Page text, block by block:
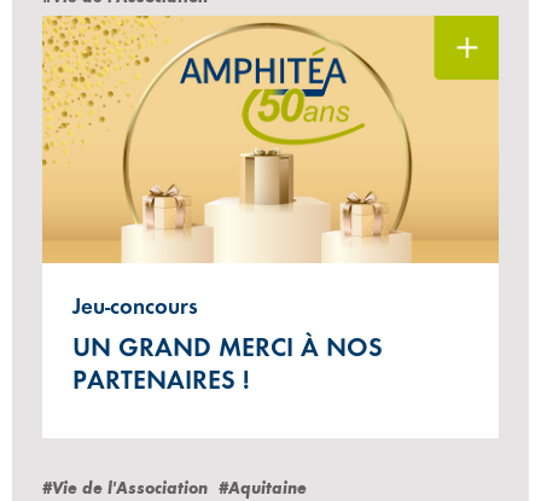
Jeu-concours
UN GRAND MERCI À NOS
PARTENAIRES !
#Vie de l'Association #Aquitaine